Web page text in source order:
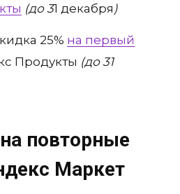
(до 31 декабря )
25% на первый
Продукты (до 31
повторные
Маркет